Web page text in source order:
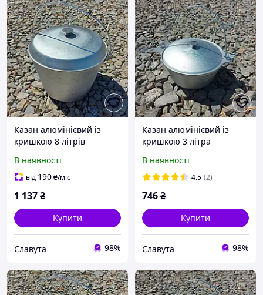
Казан алюмінієвий із
кришкою 8 літрів
В наявності
від 190₴/міс
1 137₴
Купити
Славута 98%
Казан алюмінієвий із
кришкою 3 літра
В наявності
4.5 (2)
746₴
Купити
Славута 98%